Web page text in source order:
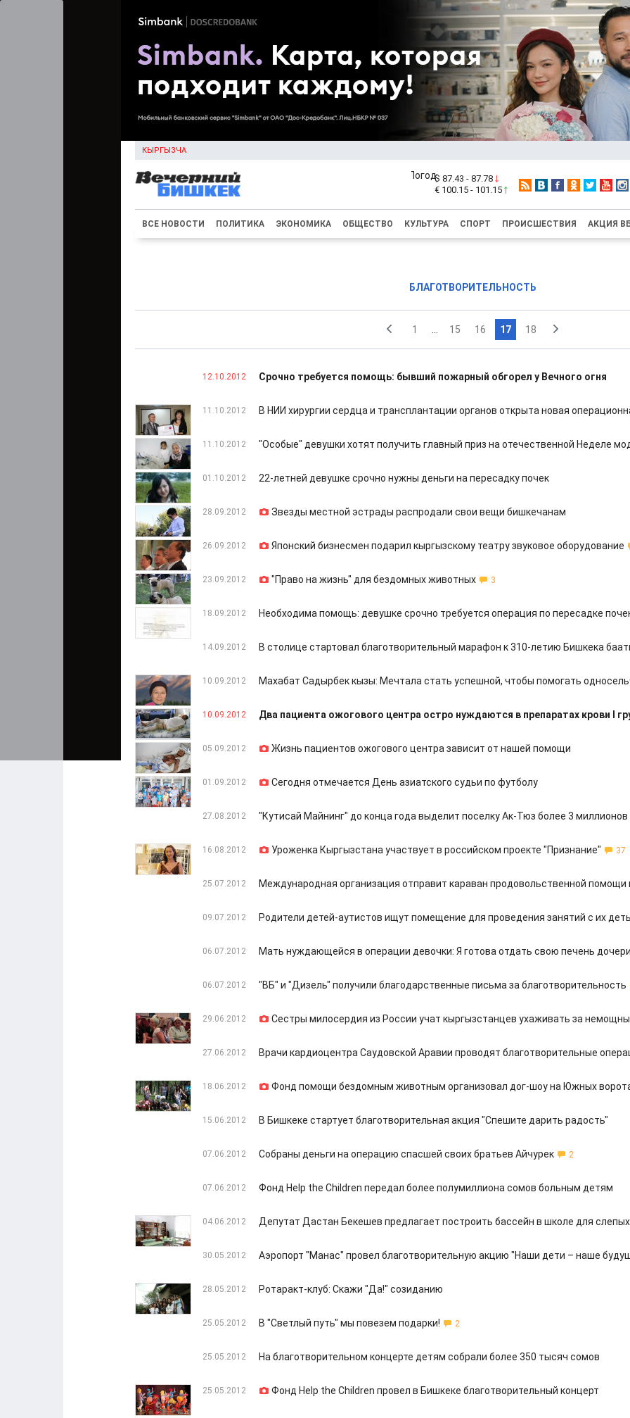
КЫРГЫЗЧА
$ 87.43 - 87.78
€ 100.15 - 101.15
ВСЕ НОВОСТИ ПОЛИТИКА ЭКОНОМИКА ОБЩЕСТВО КУЛЬТУРА СПОРТ ПРОИСШЕСТВИЯ АКЦИЯ
БЛАГОТВОРИТЕЛЬНОСТЬ
1 15 16 17 18
12.10.2012 Срочно требуется помощь: бывший пожарный обгорел у Вечного огня
11.10.2012 В НИИ хирургии сердца и трансплантации органов открыта новая
11.10.2012 "Особые" девушки хотят получить главный приз на отечественной Неделе
01.10.2012 22-летней девушке срочно нужны деньги на пересадку почек
28.09.2012 Звезды местной эстрады распродали свои вещи бишкечанам
26.09.2012 Японский бизнесмен подарил кыргызскому театру звуковое оборудование
23.09.2012 "Право на жизнь" для бездомных животных 3
18.09.2012 Необходима помощь: девушке срочно требуется операция по пересадке
14.09.2012 В столице стартовал благотворительный марафон к 310-летию Бишкека
10.09.2012 Махабат Садырбек кызы: Мечтала стать успешной, чтобы помогать
10.09.2012 Два пациента ожогового центра остро нуждаются в препаратах крови I
05.09.2012 Жизнь пациентов ожогового центра зависит от нашей помощи
01.09.2012 Сегодня отмечается День азиатского судьи по футболу
27.08.2012 "Кутисай Майнинг" до конца года выделит поселку Ак-Тюз более 3
16.08.2012 Уроженка Кыргызстана участвует в российском проекте "Признание" 37
25.07.2012 Международная организация отправит караван продовольственной помощи
09.07.2012 Родители детей-аутистов ищут помещение для проведения занятий с их
06.07.2012 Мать нуждающейся в операции девочки: Я готова отдать свою печень дочери
06.07.2012 "ВБ" и "Дизель" получили благодарственные письма за благотворительность
29.06.2012 Сестры милосердия из России учат кыргызстанцев ухаживать за
27.06.2012 Врачи кардиоцентра Саудовской Аравии проводят благотворительные
18.06.2012 Фонд помощи бездомным животным организовал дог-шоу на Южных
15.06.2012 В Бишкеке стартует благотворительная акция "Спешите дарить радость"
07.06.2012 Собраны деньги на операцию спасшей своих братьев Айчурек 2
07.06.2012 Фонд Help the Сhildren передал более полумиллиона сомов больным детям
04.06.2012 Депутат Дастан Бекешев предлагает построить бассейн в школе для
30.05.2012 Аэропорт "Манас" провел благотворительную акцию "Наши дети – наше
28.05.2012 Ротаракт-клуб: Скажи "Да!" созиданию
25.05.2012 В "Светлый путь" мы повезем подарки! 2
25.05.2012 На благотворительном концерте детям собрали более 350 тысяч сомов
25.05.2012 Фонд Help the Children провел в Бишкеке благотворительный концерт